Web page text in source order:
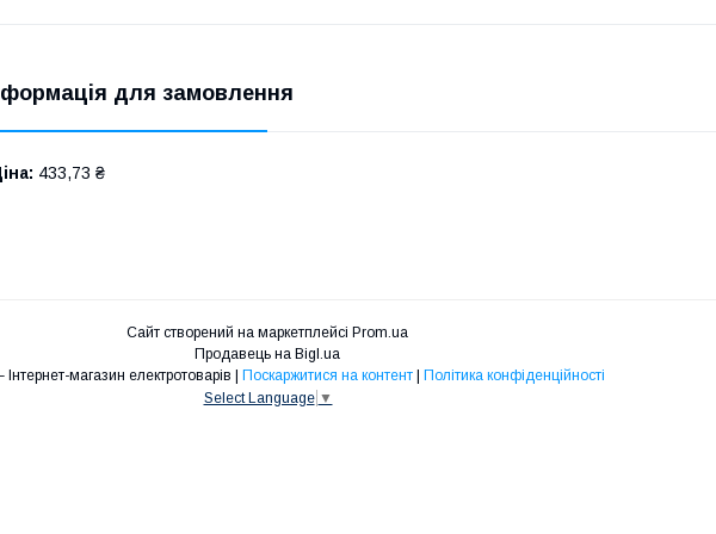
для замовлення
433,73 ₴
Сайт створений на маркетплейсі Prom.ua
Продавець на Bigl.ua
ENERGY – Інтернет-магазин електротоварів | Поскаржитися на контент | Політика конфіденційності
Select Language ▼